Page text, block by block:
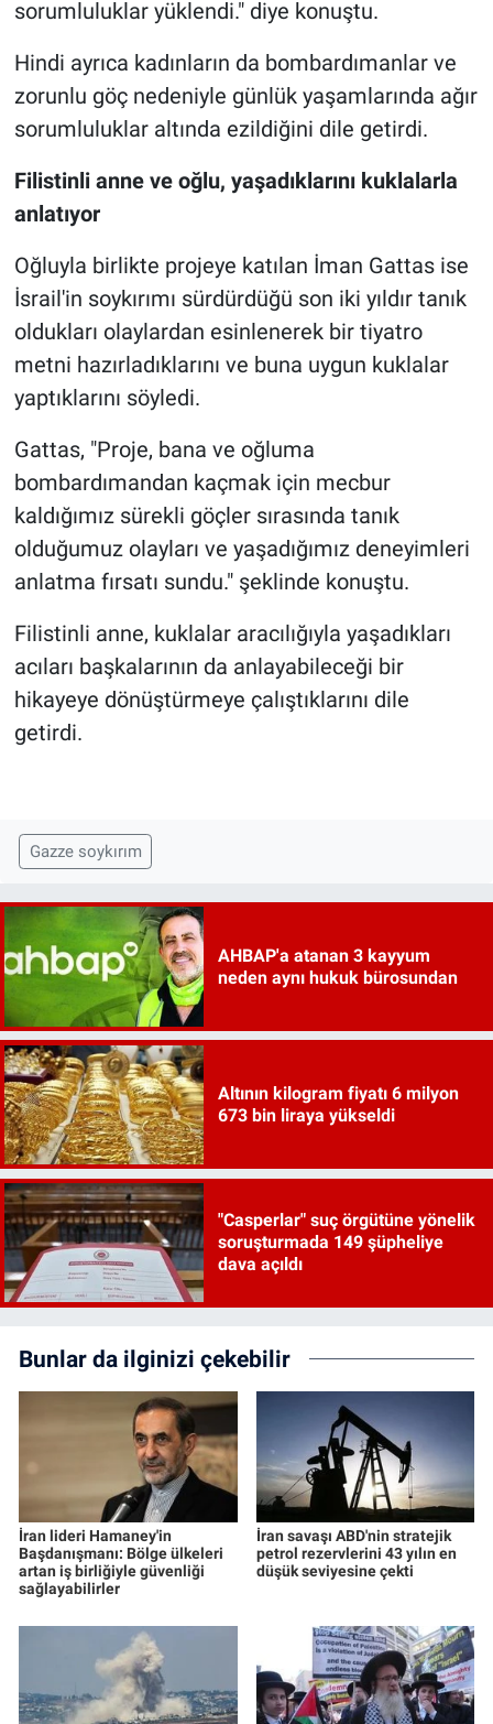
sorumluluklar yüklendi." diye konuştu.
Hindi ayrıca kadınların da bombardımanlar ve
zorunlu göç nedeniyle günlük yaşamlarında ağır
sorumluluklar altında ezildiğini dile getirdi.
Filistinli anne ve oğlu, yaşadıklarını kuklalarla
anlatıyor
Oğluyla birlikte projeye katılan İman Gattas ise
İsrail'in soykırımı sürdürdüğü son iki yıldır tanık
oldukları olaylardan esinlenerek bir tiyatro
metni hazırladıklarını ve buna uygun kuklalar
yaptıklarını söyledi.
Gattas, "Proje, bana ve oğluma
bombardımandan kaçmak için mecbur
kaldığımız sürekli göçler sırasında tanık
olduğumuz olayları ve yaşadığımız deneyimleri
anlatma fırsatı sundu." şeklinde konuştu.
Filistinli anne, kuklalar aracılığıyla yaşadıkları
acıları başkalarının da anlayabileceği bir
hikayeye dönüştürmeye çalıştıklarını dile
getirdi.
Gazze soykırım
AHBAP'a atanan 3 kayyum
neden aynı hukuk bürosundan
Altının kilogram fiyatı 6 milyon
673 bin liraya yükseldi
"Casperlar" suç örgütüne yönelik
soruşturmada 149 şüpheliye
dava açıldı
Bunlar da ilginizi çekebilir
İran lideri Hamaney'in
Başdanışmanı: Bölge ülkeleri
artan iş birliğiyle güvenliği
sağlayabilirler
İran savaşı ABD'nin stratejik
petrol rezervlerini 43 yılın en
düşük seviyesine çekti